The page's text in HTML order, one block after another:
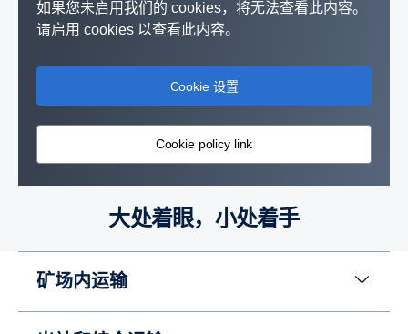
如果您未启用我们的 cookies，将无法查看此内容。
请启用 cookies 以查看此内容。
Cookie 设置
Cookie policy link
大处着眼，小处着手
矿场内运输